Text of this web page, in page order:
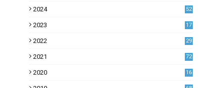
2024 52
2023
17
2022
29
2021
72
2020
16